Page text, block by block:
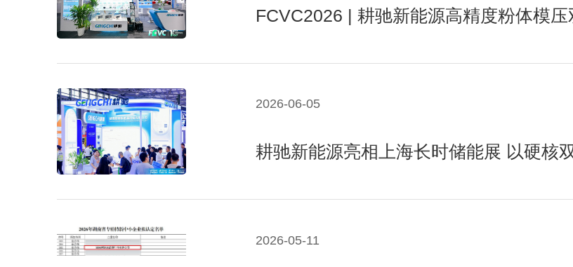
FCVC2026 | 耕驰新能源高精度粉体模
2026-06-05
耕驰新能源亮相上海长时储能展 以硬核
2026-05-11